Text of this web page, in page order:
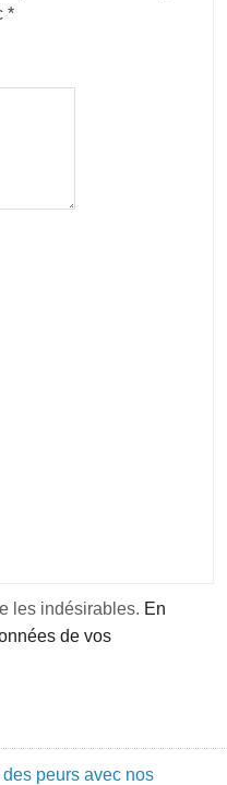
*
les indésirables. En
de vos
peurs avec nos